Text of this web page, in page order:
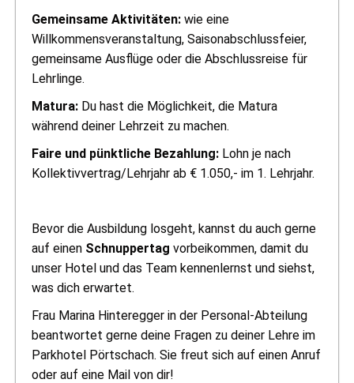
Gemeinsame Aktivitäten: wie eine
Willkommensveranstaltung, Saisonabschlussfeier,
gemeinsame Ausflüge oder die Abschlussreise für
Lehrlinge.
Matura: Du hast die Möglichkeit, die Matura
während deiner Lehrzeit zu machen.
Faire und pünktliche Bezahlung: Lohn je nach
Kollektivvertrag/Lehrjahr ab € 1.050,- im 1. Lehrjahr.
Bevor die Ausbildung losgeht, kannst du auch gerne
auf einen Schnuppertag vorbeikommen, damit du
unser Hotel und das Team kennenlernst und siehst,
was dich erwartet.
Frau Marina Hinteregger in der Personal-Abteilung
beantwortet gerne deine Fragen zu deiner Lehre im
Parkhotel Pörtschach. Sie freut sich auf einen Anruf
oder auf eine Mail von dir!